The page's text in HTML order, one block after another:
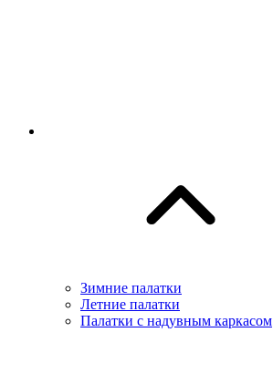
Зимние палатки
Летние палатки
Палатки с надувным каркасом